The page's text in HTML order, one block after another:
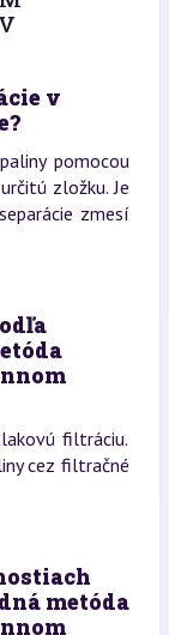
v
pomocou
zložku. Je
zmesí
filtráciu.
cez filtračné
metóda